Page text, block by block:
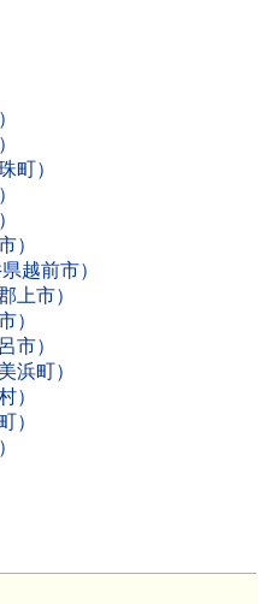
町）
）
越前市）
上市）
）
市）
浜町）
）
）